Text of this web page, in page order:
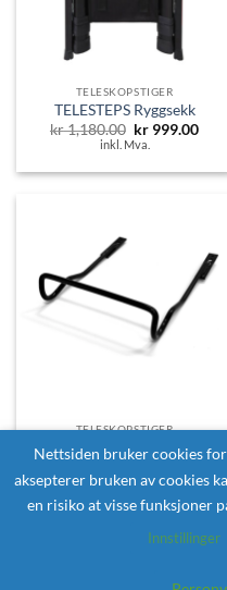
TELESKOPSTIGER
TELESTEPS Ryggsekk
kr1,180.00 Opprinnelig
pris
kr 1,180.00.
kr 999.00
kr
inkl. Mva.
TELESKOPSTIGER
TELESTEPS Sklisikring
Nettsiden bruker cookies
aksepterer bruken av cookies
en risiko at visse funksjoner
Innstillinger